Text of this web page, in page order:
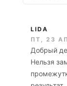
LIDA
ПТ, 23
Добрый
Нельзя